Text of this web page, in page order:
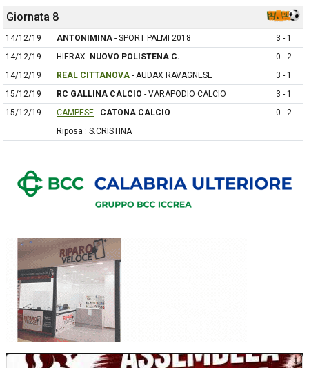
Giornata 8
14/12/19 ANTONIMINA - SPORT PALMI 2018
3 - 1
14/12/19
HIERAX- NUOVO POLISTENA C.
0 - 2
14/12/19
REAL CITTANOVA - AUDAX RAVAGNESE
3 - 1
15/12/19
RC GALLINA CALCIO - VARAPODIO CALCIO
3 - 1
15/12/19
CAMPESE - CATONA CALCIO
0 - 2
Riposa : S.CRISTINA